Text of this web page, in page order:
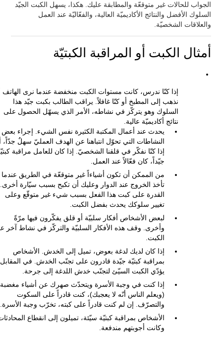
الجواب للحالات غير متوقعّة والمطابقة عليك. هكذا، يسهل الكبت الجيّد
السلوك الأفضل والنتائج الأكاديميّة العالية، والفعّاليّة عند العمل
والعلاقات الشخصيّة.
أمثال الكبت أو المراقبة الكبتيّة
إذا كنّا ندرس، كانت مستوات الكبت منخفضة عندما نرى الهاتف
نذهب إلى المطبخ أو كنّا غافلاً. يراقب الطالب بكبت جيّد هذا
السلوك وهو يتركّز في نشاطه، الأمر الذي يسهّل الحصول على
نتائج أكاديميّة عالية.
يحدث عند أعمال المكتبة الكثيرة نفس الشيء. إجراء بعض
النشاطات التي تحوّل انتباهنا عن الهدف العمليّ سهلٌ جدّاً،
إذا كنّا نفكّر في قلقنا الشخصيّ. إذا كان للعامل مراقبة
جيّداً، كان فعّالاً عند العمل.
من الممكن أن تكون أشياءاً غير متوقعّة في الطريق عندما
تأخذ الخروج عند الدوار وعليك أن تكبح بسبب سيّارة أخرى.
القدرة على كبت هذا الفعل بسبب شيء غير متوقّع وعلى
تغيير سلوكك يحدث بفضل الكبت.
لبعض الأشخاص أفكار سلبيّة أو قلق يفكّرون فيها مرّةً
وأخرى. وقف هذه الأفكار السلبيّة والتركّز في نشاط آخر
الكبت.
إذا كان لديك لدغة بعوض، تميل إلى الخدش. الأشخاص
بمراقبة كبتيّة جيّدة قادرون على تجنّب الخدش. في
يؤدّي الكبت السيّئ لتجنّب خدش اللدغة إلى جرحة.
إذا كنت في وجبة الأسرة ويتحدّث صهرك عن أشياء مغضبة
(ويعلم الناس أنّه لا يعجبك)، كنت قادراً على السكوت
والتصرّف. إن لم كنت قادراً على كبته، تخرّب وجبة الأسرة.
الأشخاص بمراقبة كبتيّة سيّئة، تميلون إلى انقطاع
وكانت أجوبتهم مندفعة.